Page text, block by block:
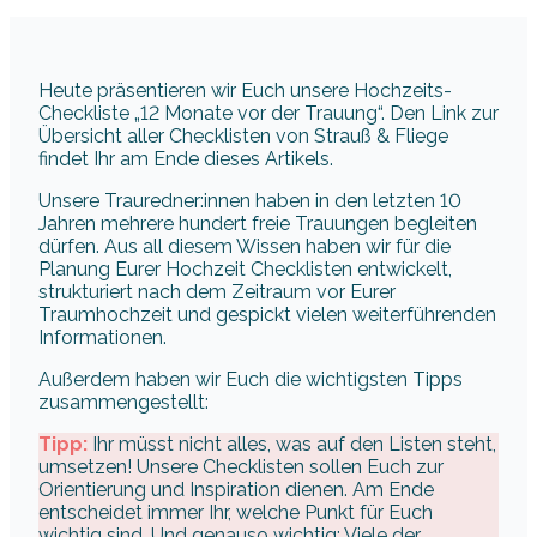
Heute präsentieren wir Euch unsere Hochzeits-
Checkliste „12 Monate vor der Trauung“. Den Link zur
Übersicht aller Checklisten von Strauß & Fliege
findet Ihr am Ende dieses Artikels.
Unsere Trauredner:innen haben in den letzten 10
Jahren mehrere hundert freie Trauungen begleiten
dürfen. Aus all diesem Wissen haben wir für die
Planung Eurer Hochzeit Checklisten entwickelt,
strukturiert nach dem Zeitraum vor Eurer
Traumhochzeit und gespickt vielen weiterführenden
Informationen.
Außerdem haben wir Euch die wichtigsten Tipps
zusammengestellt:
Tipp: Ihr müsst nicht alles, was auf den Listen steht,
umsetzen! Unsere Checklisten sollen Euch zur
Orientierung und Inspiration dienen. Am Ende
entscheidet immer Ihr, welche Punkt für Euch